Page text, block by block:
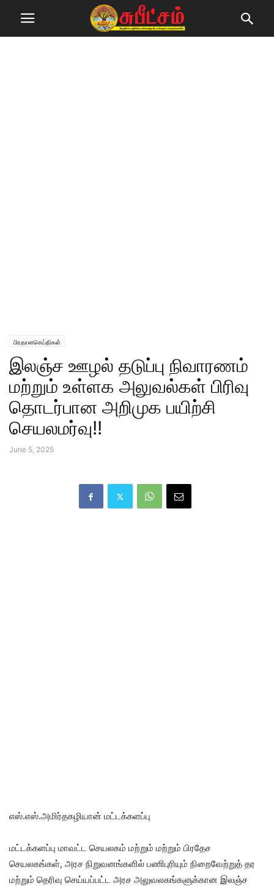
பிரதானசெய்திகள்
இலஞ்ச ஊழல் தடுப்பு நிவாரணம்
மற்றும் உள்ளக அலுவல்கள் பிரிவு
தொடர்பான அறிமுக பயிற்சி
செயலமர்வு!!
June 5, 2025
எஸ்.எஸ்.அமிர்தகழியான் மட்டக்களப்பு
மட்டக்களப்பு மாவட்ட செயலகம் மற்றும் மற்றும் பிரதேச
செயலகங்கள், அரச நிறுவனங்களில் பணிபுரியும் நிறைவேற்றுத் தர
மற்றும் தெரிவு செய்யப்பட்ட அரச அலுவலகங்களுக்கான இலஞ்ச